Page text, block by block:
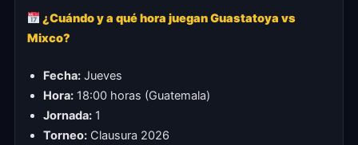
¿Cuándo y a qué hora juegan Guastatoya vs
Mixco?
Fecha:Jueves
Hora:18:00 horas (Guatemala)
Jornada:1
Torneo:Clausura 2026